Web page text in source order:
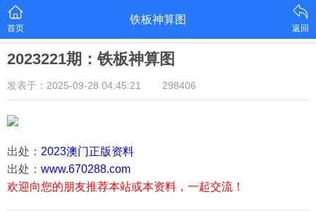
首页
铁板神算图
返回
2023221期：铁板神算图
发表于：2025-09-28 04:45:21 298406
出处： 2023澳门正版资料
出处： www.670288.com
欢迎向您的朋友推荐本站或本资料，一起交流！